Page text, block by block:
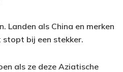
Landen als China en merken
stopt bij een stekker.
als ze deze Aziatische